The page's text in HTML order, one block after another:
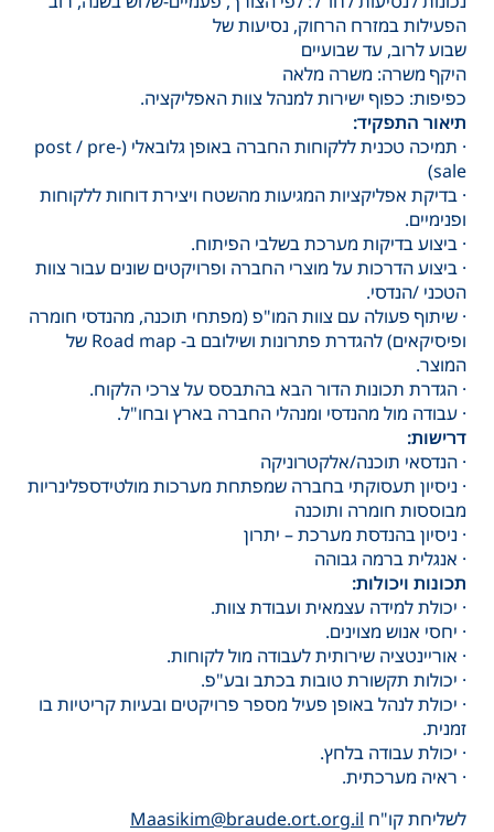
הפעילות במזרח הרחוק, נסיעות של
שבוע לרוב, עד שבועיים
היקף משרה: משרה מלאה
כפיפות: כפוף ישירות למנהל צוות האפליקציה.
תיאור התפקיד:
· תמיכה טכנית ללקוחות החברה באופן גלובאלי (post / pre-
sale)
· בדיקת אפליקציות המגיעות מהשטח ויצירת דוחות ללקוחות
ופנימיים.
· ביצוע בדיקות מערכת בשלבי הפיתוח.
· ביצוע הדרכות על מוצרי החברה ופרויקטים שונים עבור צוות
הטכני /הנדסי.
· שיתוף פעולה עם צוות המו"פ (מפתחי תוכנה, מהנדסי חומרה
ופיסיקאים) להגדרת פתרונות ושילובם ב- Road map של
המוצר.
· הגדרת תכונות הדור הבא בהתבסס על צרכי הלקוח.
· עבודה מול מהנדסי ומנהלי החברה בארץ ובחו"ל.
דרישות:
· הנדסאי תוכנה/אלקטרוניקה
· ניסיון תעסוקתי בחברה שמפתחת מערכות מולטידספלינריות
מבוססות חומרה ותוכנה
· ניסיון בהנדסת מערכת – יתרון
· אנגלית ברמה גבוהה
תכונות ויכולות:
· יכולת למידה עצמאית ועבודת צוות.
· יחסי אנוש מצוינים.
· אוריינטציה שירותית לעבודה מול לקוחות.
· יכולות תקשורת טובות בכתב ובע"פ.
· יכולת לנהל באופן פעיל מספר פרויקטים ובעיות קריטיות בו
זמנית.
· יכולת עבודה בלחץ.
· ראיה מערכתית.
לשליחת קו"ח Maasikim@braude.ort.org.il